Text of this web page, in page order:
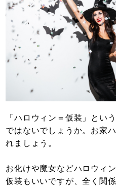
「ハロウィン＝仮装」とい
ではないでしょうか。お家
れましょう。
お化けや魔女などハロウィ
仮装もいいですが、全く関